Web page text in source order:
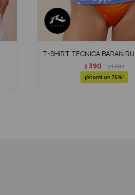
T-SHIRT TECNICA BARAN
$ 390 $1.590
75